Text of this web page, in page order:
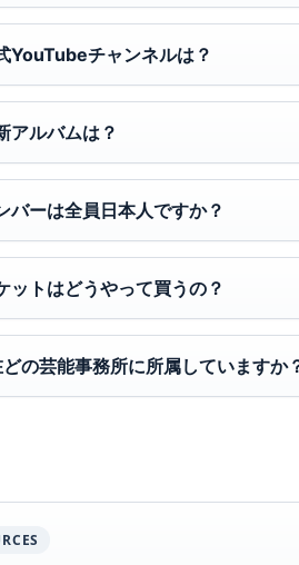
YouTubeチャンネルは？
アルバムは？
バーは全員日本人ですか？
ットはどうやって買うの？
の芸能事務所に所属していますか